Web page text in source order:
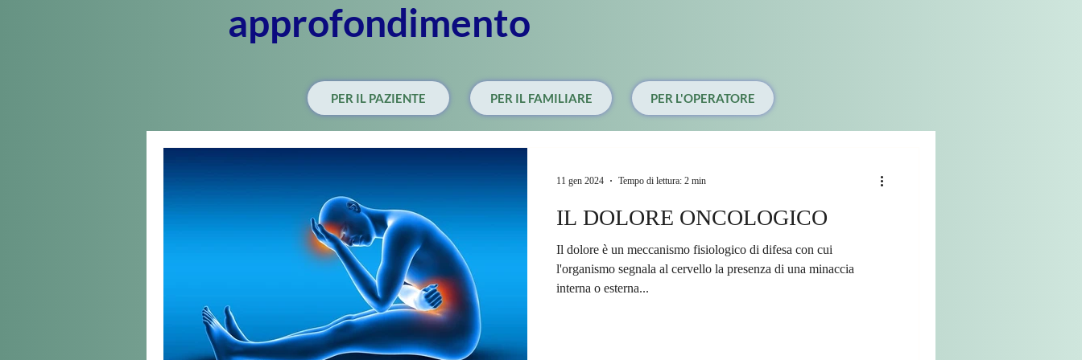
approfondimento
PER IL PAZIENTE PER IL FAMILIARE PER L'OPERATORE
IL DOLORE ONCOLOGICO
Il dolore è un meccanismo fisiologico di difesa con cui
l'organismo segnala al cervello la presenza di una minaccia
interna o esterna...
11 gen 2024 Tempo di lettura: 2 min